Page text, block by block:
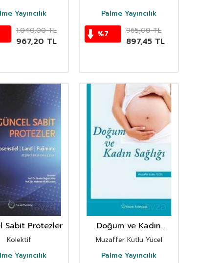
Yayıncılık
1.040,00TL
967,20 TL
Palme Yayıncılık
%7 965,00TL
897,45 TL
Sabit Protezler
Kolektif
Yayıncılık
Doğum ve Kadın
Sağlığı
Muzaffer Kutlu Yücel
Palme Yayıncılık